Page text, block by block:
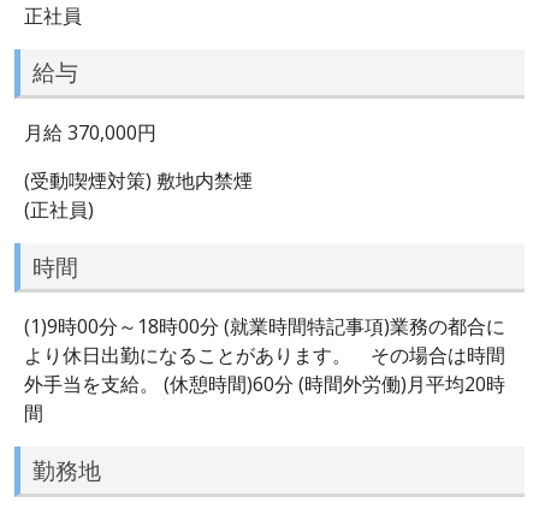
正社員
給与
月給 370,000円
(受動喫煙対策) 敷地内禁煙
(正社員)
時間
(1)9時00分～18時00分 (就業時間特記事項)業務の都合に
より休日出勤になることがあります。 その場合は時間
外手当を支給。 (休憩時間)60分 (時間外労働)月平均20時
間
勤務地